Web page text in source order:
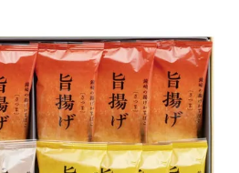
大漁旗特選詰合せ